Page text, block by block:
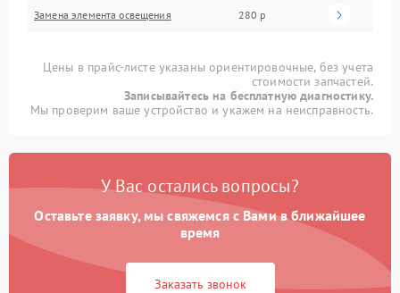
Замена элемента освещения 280 р
Цены в прайс-листе указаны ориентировочные, без учета
стоимости запчастей.
Записывайтесь на бесплатную диагностику.
Мы проверим ваше устройство и укажем на неисправность.
У Вас остались вопросы?
Оставьте заявку, мы свяжемся с Вами в ближайшее
время
Заказать звонок